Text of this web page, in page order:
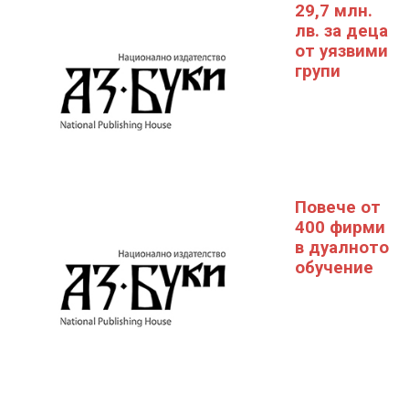
29,7 млн.
лв. за деца
от уязвими
групи
Повече от
400 фирми
в дуалното
обучение